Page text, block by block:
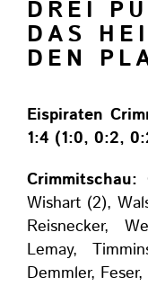
DREI
DAS
DEN
Eispiraten
1:4 (1:0, 0:2,
Crimmitschau:
Wishart (2),
Reisnecker,
Lemay,
Demmler, Feser,